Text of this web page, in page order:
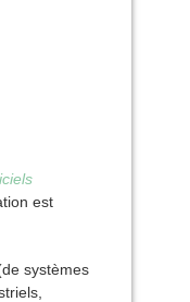
est
systèmes